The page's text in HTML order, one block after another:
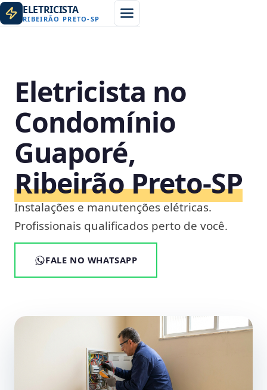
ELETRICISTA
RIBEIRÃO PRETO-SP
Eletricista no
Condomínio
Guaporé,
Ribeirão Preto‑SP
Instalações e manutenções elétricas.
Profissionais qualificados perto de você.
FALE NO WHATSAPP